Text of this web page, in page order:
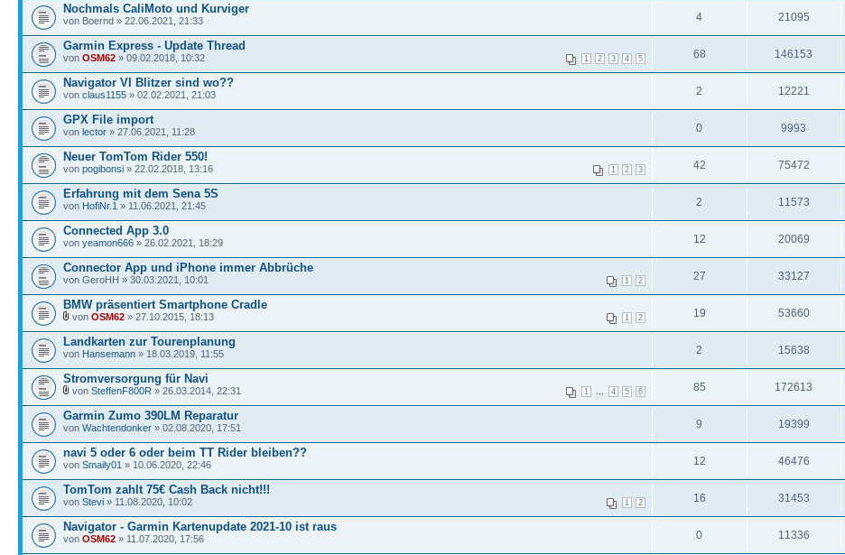
Nochmals CaliMoto und Kurviger
von Boernd » 22.06.2021, 21:33 4 21095
Garmin Express - Update Thread
1 2 3 4 5
von OSM62 » 09.02.2018, 10:32 68 146153
Navigator VI Blitzer sind wo??
von claus1155 » 02.02.2021, 21:03 2 12221
GPX File import
von lector » 27.06.2021, 11:28 0 9993
Neuer TomTom Rider 550!
1 2 3
von pogibonsi » 22.02.2018, 13:16 42 75472
Erfahrung mit dem Sena 5S
von HofiNr.1 » 11.06.2021, 21:45 2 11573
Connected App 3.0
von yeamon666 » 26.02.2021, 18:29 12 20069
Connector App und iPhone immer Abbrüche
1 2
von GeroHH » 30.03.2021, 10:01 27 33127
BMW präsentiert Smartphone Cradle
1 2
von OSM62 » 27.10.2015, 18:13 19 53660
Landkarten zur Tourenplanung
von Hansemann » 18.03.2019, 11:55 2 15638
Stromversorgung für Navi
1 4 5 6
von SteffenF800R » 26.03.2014, 22:31 85 172613
Garmin Zumo 390LM Reparatur
von Wachtendonker » 02.08.2020, 17:51 9 19399
navi 5 oder 6 oder beim TT Rider bleiben??
von Smaily01 » 10.06.2020, 22:46 12 46476
TomTom zahlt 75€ Cash Back nicht!!!
1 2
von Stevi » 11.08.2020, 10:02 16 31453
Navigator - Garmin Kartenupdate 2021-10 ist raus
von OSM62 » 11.07.2020, 17:56 0 11336